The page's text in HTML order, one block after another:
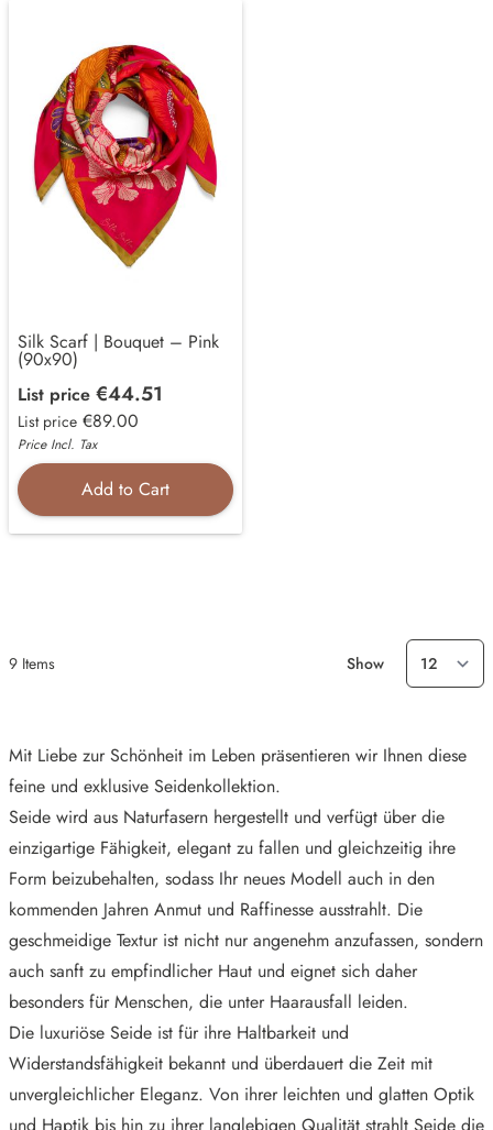
Silk Scarf | Bouquet – Pink
(90x90)
List price €44.51
List price €89.00
Price Incl. Tax
Add to Cart
9 Items Show
Mit Liebe zur Schönheit im Leben präsentieren wir Ihnen diese
feine und exklusive Seidenkollektion.
Seide wird aus Naturfasern hergestellt und verfügt über die
einzigartige Fähigkeit, elegant zu fallen und gleichzeitig ihre
Form beizubehalten, sodass Ihr neues Modell auch in den
kommenden Jahren Anmut und Raffinesse ausstrahlt. Die
geschmeidige Textur ist nicht nur angenehm anzufassen, sondern
auch sanft zu empfindlicher Haut und eignet sich daher
besonders für Menschen, die unter Haarausfall leiden.
Die luxuriöse Seide ist für ihre Haltbarkeit und
Widerstandsfähigkeit bekannt und überdauert die Zeit mit
unvergleichlicher Eleganz. Von ihrer leichten und glatten Optik